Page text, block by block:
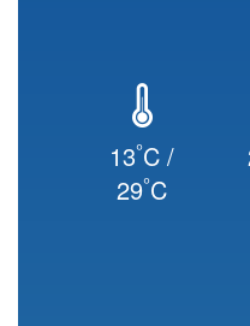
13°C /
29°C